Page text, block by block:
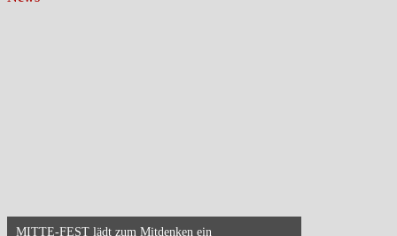
MITTE-FEST lädt zum Mitdenken ein